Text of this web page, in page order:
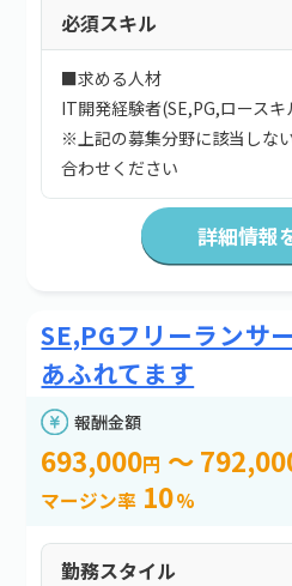
必須スキル
■求める人材
IT開発経験者(SE,PG,ロースキ
※上記の募集分野に該当しな
合わせください
詳細情報
SE,PGフリーランサ
あふれてます
報酬金額
693,000円 ～
マージン率 10%
勤務スタイル